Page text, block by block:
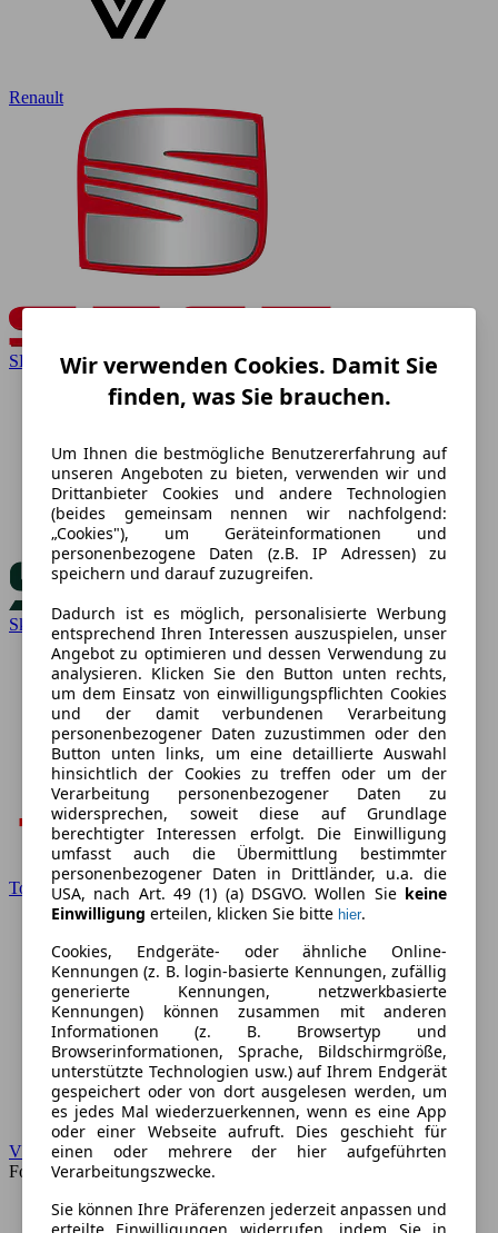
Renault
SEAT
Skoda
Toyota
VW
Forum
Wir verwenden Cookies. Damit Sie
finden, was Sie brauchen.
Um Ihnen die bestmögliche Benutzererfahrung auf
unseren Angeboten zu bieten, verwenden wir und
Drittanbieter Cookies und andere Technologien
(beides gemeinsam nennen wir nachfolgend:
„Cookies"), um Geräteinformationen und
personenbezogene Daten (z.B. IP Adressen) zu
speichern und darauf zuzugreifen.
Dadurch ist es möglich, personalisierte Werbung
entsprechend Ihren Interessen auszuspielen, unser
Angebot zu optimieren und dessen Verwendung zu
analysieren. Klicken Sie den Button unten rechts,
um dem Einsatz von einwilligungspflichten Cookies
und der damit verbundenen Verarbeitung
personenbezogener Daten zuzustimmen oder den
Button unten links, um eine detaillierte Auswahl
hinsichtlich der Cookies zu treffen oder um der
Verarbeitung personenbezogener Daten zu
widersprechen, soweit diese auf Grundlage
berechtigter Interessen erfolgt. Die Einwilligung
umfasst auch die Übermittlung bestimmter
personenbezogener Daten in Drittländer, u.a. die
USA, nach Art. 49 (1) (a) DSGVO. Wollen Sie keine
Einwilligung erteilen, klicken Sie bitte hier.
Cookies, Endgeräte- oder ähnliche Online-
Kennungen (z. B. login-basierte Kennungen, zufällig
generierte Kennungen, netzwerkbasierte
Kennungen) können zusammen mit anderen
Informationen (z. B. Browsertyp und
Browserinformationen, Sprache, Bildschirmgröße,
unterstützte Technologien usw.) auf Ihrem Endgerät
gespeichert oder von dort ausgelesen werden, um
es jedes Mal wiederzuerkennen, wenn es eine App
oder einer Webseite aufruft. Dies geschieht für
einen oder mehrere der hier aufgeführten
Verarbeitungszwecke.
Sie können Ihre Präferenzen jederzeit anpassen und